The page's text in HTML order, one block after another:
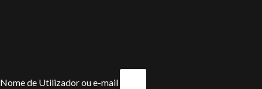
Nome de Utilizador ou e-mail